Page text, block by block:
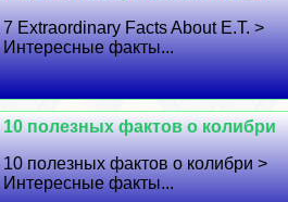
7 Extraordinary Facts About E.T. >
Интересные факты...
10 полезных фактов о колибри
10 полезных фактов о колибри >
Интересные факты...